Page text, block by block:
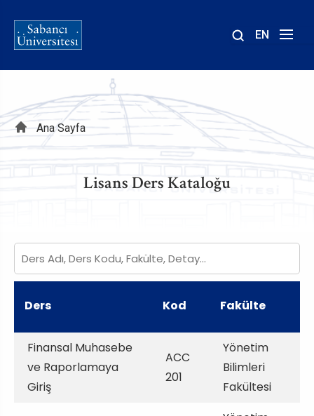
EN
Sayfa
yolu
Ana Sayfa
Lisans Ders Kataloğu
Ders Kod Fakülte
Finansal Muhasebe
ve Raporlamaya
Giriş
ACC
201
Yönetim
Bilimleri
Fakültesi